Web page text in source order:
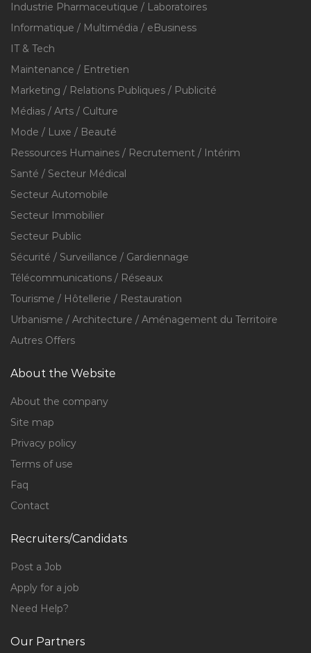
Industrie Pharmaceutique / Laboratoires
Informatique / Multimédia / eBusiness
IT & Tech
Maintenance / Entretien
Marketing / Relations Publiques / Publicité
Médias / Arts / Culture
Mode / Luxe / Beauté
Ressources Humaines / Recrutement / Intérim
Santé / Secteur Médical
Secteur Automobile
Secteur Immobilier
Secteur Public
Sécurité / Surveillance / Gardiennage
Télécommunications / Réseaux
Tourisme / Hôtellerie / Restauration
Urbanisme / Architecture / Aménagement du Territoire
Autres Offers
About the Website
About the company
Site map
Privacy policy
Terms of use
Faq
Contact
Recruiters/Candidats
Post a Job
Apply for a job
Need Help?
Our Partners